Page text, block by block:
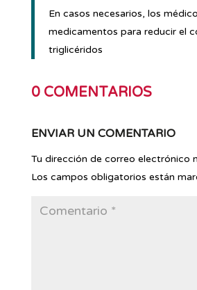
En casos necesarios, los
medicamentos para reducir el
triglicéridos
0 COMENTARIOS
ENVIAR UN COMENTARIO
Tu dirección de correo electrónico
Los campos obligatorios están